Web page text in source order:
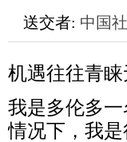
送交者: 中国
机遇往往青
我是多伦多
情况下，我